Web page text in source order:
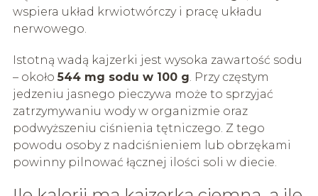
wspiera układ krwiotwórczy i pracę układu
nerwowego.
Istotną wadą kajzerki jest wysoka zawartość sodu
– około544 mg sodu w 100 g. Przy częstym
jedzeniu jasnego pieczywa może to sprzyjać
zatrzymywaniu wody w organizmie oraz
podwyższeniu ciśnienia tętniczego. Z tego
powodu osoby z nadciśnieniem lub obrzękami
powinny pilnować łącznej ilości soli w diecie.